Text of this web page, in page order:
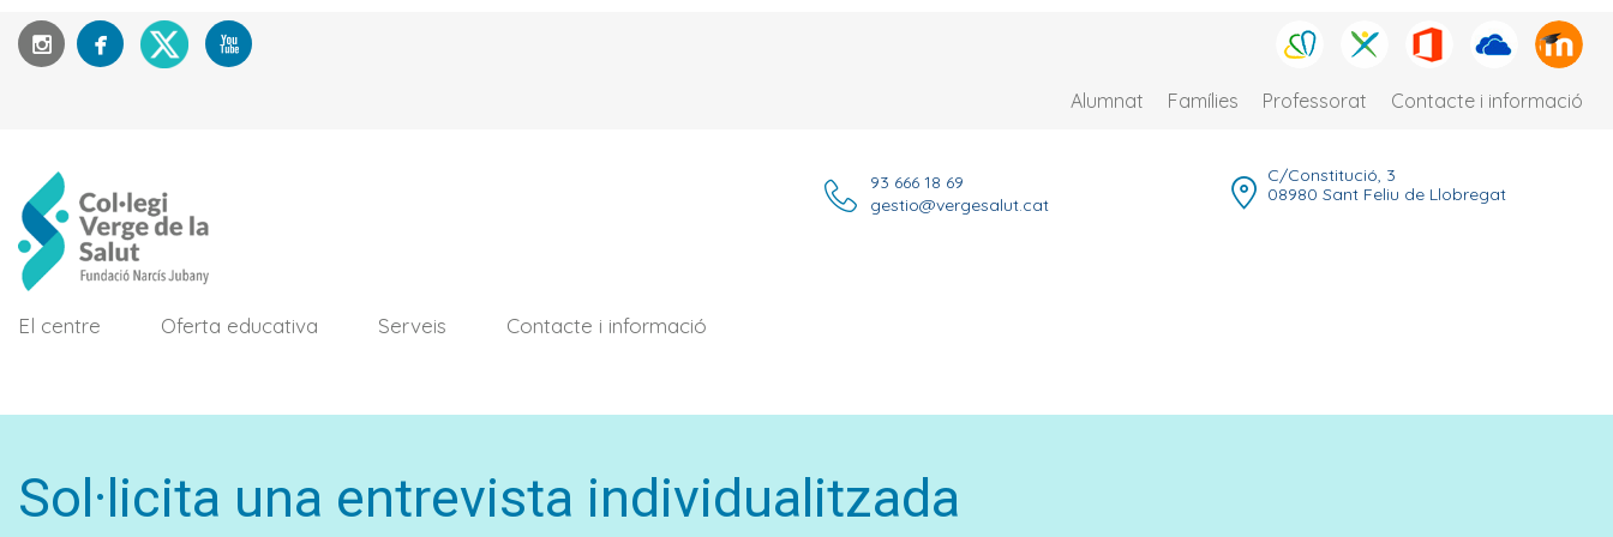
Alumnat Famílies Professorat Contacte i informació
93 666 18 69
gestio@vergesalut.cat
C/Constitució, 3
08980 Sant Feliu de Llobregat
El centre Oferta educativa Serveis Contacte i informació
Sol·licita una entrevista individualitzada